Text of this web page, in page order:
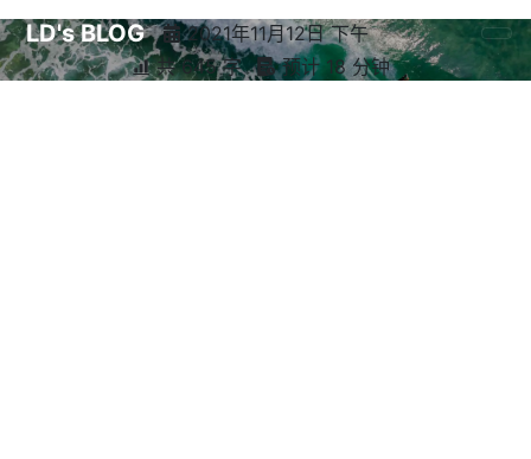
LD's BLOG
2021年11月12日 下午
共 645 字
预计 18 分钟